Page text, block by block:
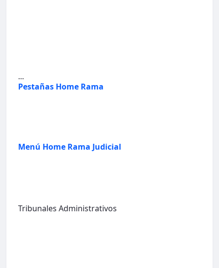
...
Pestañas Home Rama
Menú Home Rama Judicial
Tribunales Administrativos